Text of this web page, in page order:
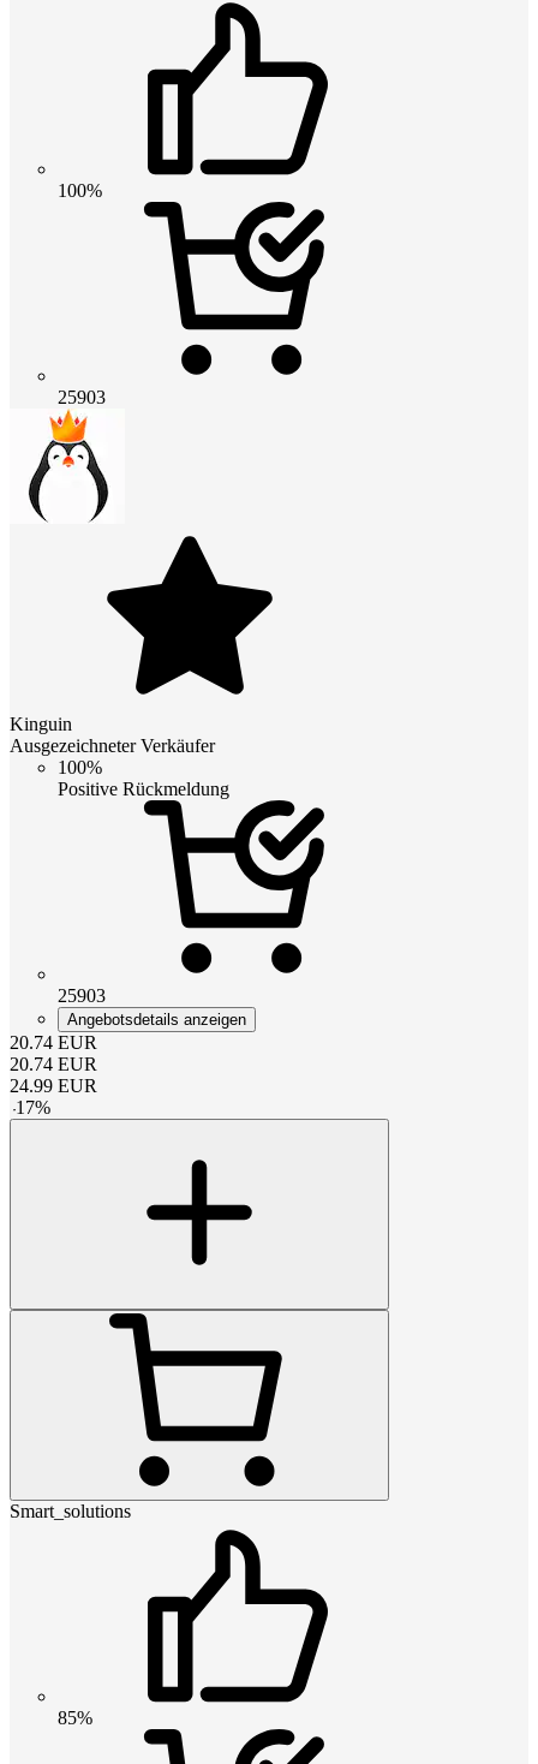
100%
25903
Kinguin
Ausgezeichneter Verkäufer
100%
Positive Rückmeldung
25903
Angebotsdetails anzeigen
20.74 EUR
20.74 EUR
24.99 EUR
-17%
Smart_solutions
85%